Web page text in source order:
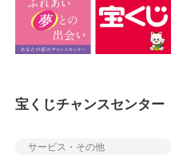
宝くじチャンスセンター
サービス・その他